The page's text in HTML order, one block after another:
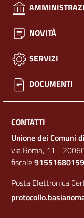
NOVITÀ
SERVIZI
DOCUMENTI
CONTATTI
Unione dei Comuni
via Roma, 11 -
fiscale91551680159
Posta Elettronica